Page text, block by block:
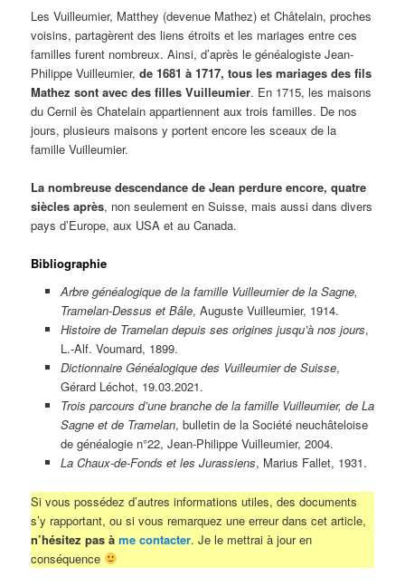
Les Vuilleumier, Matthey (devenue Mathez) et Châtelain, proches
voisins, partagèrent des liens étroits et les mariages entre ces
familles furent nombreux. Ainsi, d’après le généalogiste Jean-
Philippe Vuilleumier,de 1681 à 1717, tous les mariages des fils
Mathez sont avec des filles Vuilleumier. En 1715, les maisons
du Cernil ès Chatelain appartiennent aux trois familles. De nos
jours, plusieurs maisons y portent encore les sceaux de la
famille Vuilleumier.
La nombreuse descendance de Jean perdure encore, quatre
siècles après, non seulement en Suisse, mais aussi dans divers
pays d’Europe, aux USA et au Canada.
Bibliographie
Arbre généalogique de la famille Vuilleumier de la Sagne,
Tramelan-Dessus et Bâle, Auguste Vuilleumier, 1914.
Histoire de Tramelan depuis ses origines jusqu’à nos jours,
L.-Alf. Voumard, 1899.
Dictionnaire Généalogique des Vuilleumier de Suisse,
Gérard Léchot, 19.03.2021.
Trois parcours d’une branche de la famille Vuilleumier, de La
Sagne et de Tramelan, bulletin de la Société neuchâteloise
de généalogie n°22, Jean-Philippe Vuilleumier, 2004.
La Chaux-de-Fonds et les Jurassiens, Marius Fallet, 1931.
Si vous possédez d’autres informations utiles, des documents
s’y rapportant, ou si vous remarquez une erreur dans cet article,
n’hésitez pas àme contacter. Je le mettrai à jour en
conséquence